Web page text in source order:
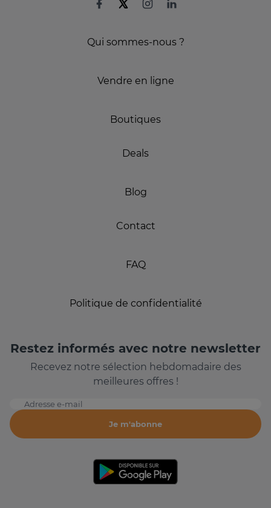
Qui sommes-nous ?
Vendre en ligne
Boutiques
Deals
Blog
Contact
FAQ
Politique de confidentialité
Restez informés avec notre newsletter
Recevez notre sélection hebdomadaire des
meilleures offres !
Adresse e-mail
Je m'abonne